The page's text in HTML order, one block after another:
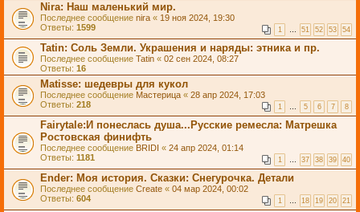
Nira: Наш маленький мир.
Последнее сообщение nira « 19 ноя 2024, 19:30
Ответы: 1599 1 … 51 52 53 54
Tatin: Соль Земли. Украшения и наряды: этника и пр.
Последнее сообщение Tatin « 02 сен 2024, 08:27
Ответы: 16
Matisse: шедевры для кукол
Последнее сообщение Мастерица « 28 апр 2024, 17:03
Ответы: 218 1 … 5 6 7 8
Fairytale:И понеслась душа...Русские ремесла: Матрешка
Ростовская финифть
Последнее сообщение BRIDI « 24 апр 2024, 01:14
Ответы: 1181 1 … 37 38 39 40
Ender: Моя история. Сказки: Снегурочка. Детали
Последнее сообщение Create « 04 мар 2024, 00:02
Ответы: 604 1 … 18 19 20 21